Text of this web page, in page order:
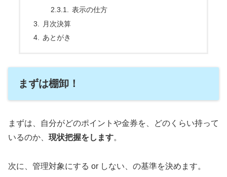
表示の仕方
月次決算
あとがき
まずは棚卸！
まずは、自分がどのポイントや金券を、どのくらい持って
いるのか、 現状把握をします。
次に、管理対象にする or しない、の基準を決めます。